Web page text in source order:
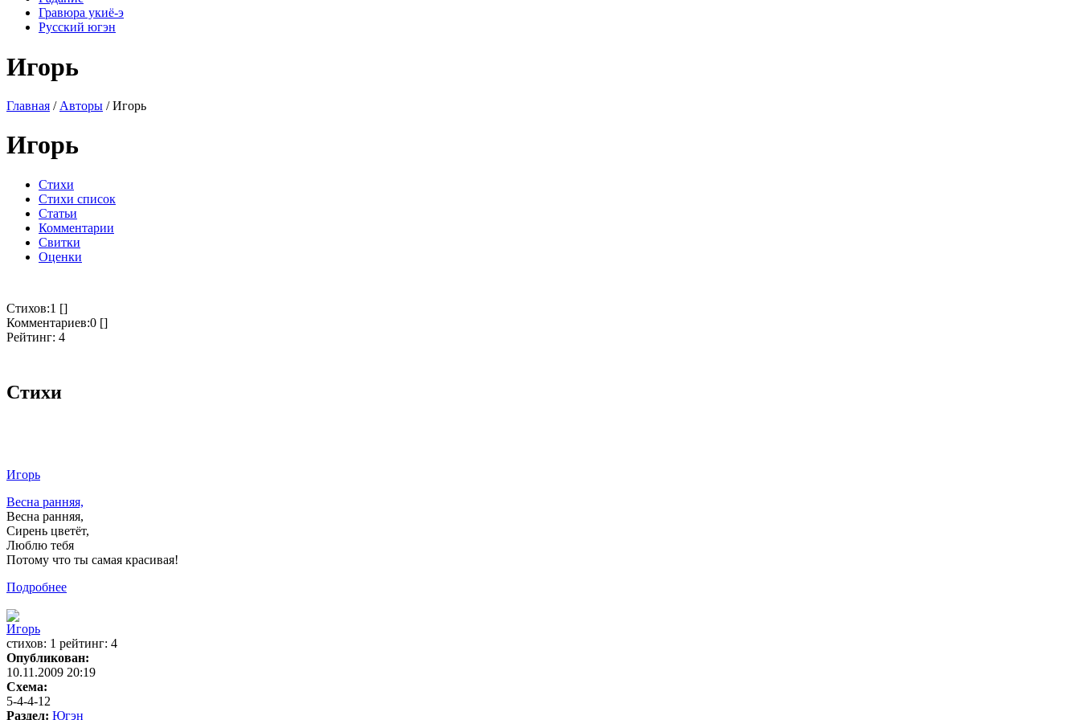
Гравюра укиё-э
Русский югэн
Игорь
Главная / Авторы / Игорь
Игорь
Стихи
Стихи список
Статьи
Комментарии
Свитки
Оценки
Стихов:1 []
Комментариев:0 []
Рейтинг: 4
Стихи
Игорь
Весна ранняя,
Весна ранняя,
Сирень цветёт,
Люблю тебя
Потому что ты самая красивая!
Подробнее
Игорь
cтихов: 1 рейтинг: 4
Опубликован:
10.11.2009 20:19
Схема:
5-4-4-12
Раздел: Югэн